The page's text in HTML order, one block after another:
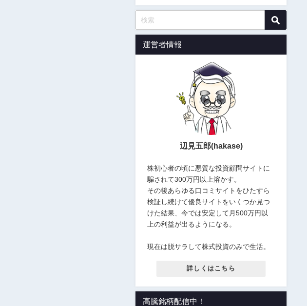
運営者情報
辺見五郎(hakase)
株初心者の頃に悪質な投資顧問サイトに
騙されて300万円以上溶かす。
その後あらゆる口コミサイトをひたすら
検証し続けて優良サイトをいくつか見つ
けた結果、今では安定して月500万円以
上の利益が出るようになる。
現在は脱サラして株式投資のみで生活。
詳しくはこちら
高騰銘柄配信中！